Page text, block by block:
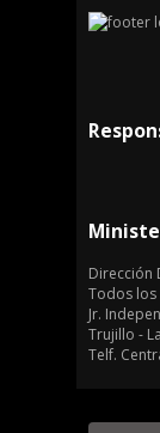
Dirección
Todos los
Jr.
Trujillo -
Telf.